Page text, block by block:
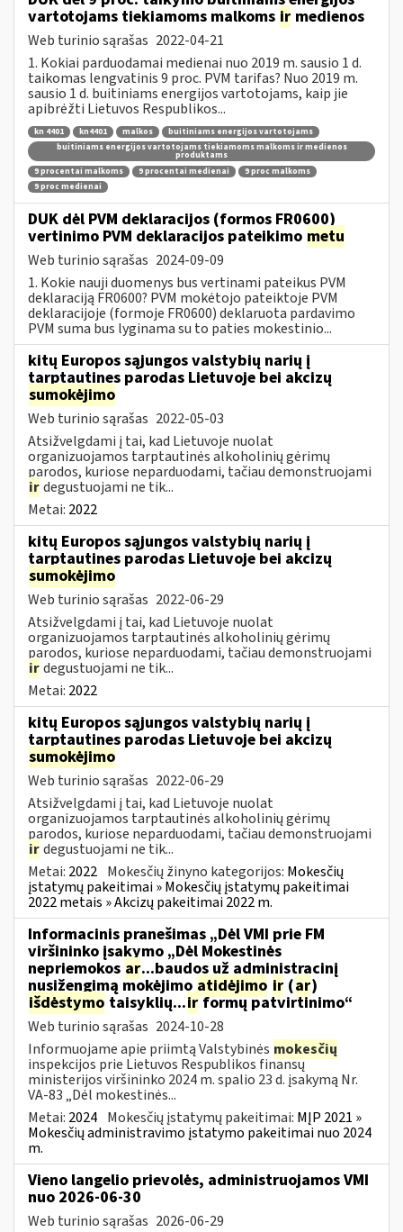
vartotojams tiekiamoms malkoms ir medienos
Web turinio sąrašas 2022-04-21
1. Kokiai parduodamai medienai nuo 2019 m. sausio 1 d.
taikomas lengvatinis 9 proc. PVM tarifas? Nuo 2019 m.
sausio 1 d. buitiniams energijos vartotojams, kaip jie
apibrėžti Lietuvos Respublikos...
kn 4401 kn4401 malkos
buitiniams energijos vartotojams
buitiniams energijos vartotojams tiekiamoms malkoms ir medienos
produktams
9 procentai malkoms
9 procentai medienai
9 proc malkoms
9 proc medienai
DUK dėl PVM deklaracijos (formos FR0600)
vertinimo PVM deklaracijos pateikimo metu
Web turinio sąrašas 2024-09-09
1. Kokie nauji duomenys bus vertinami pateikus PVM
deklaraciją FR0600? PVM mokėtojo pateiktoje PVM
deklaracijoje (formoje FR0600) deklaruota pardavimo
PVM suma bus lyginama su to paties mokestinio...
kitų Europos sąjungos valstybių narių į
tarptautines parodas Lietuvoje bei akcizų
sumokėjimo
Web turinio sąrašas 2022-05-03
Atsižvelgdami į tai, kad Lietuvoje nuolat
organizuojamos tarptautinės alkoholinių gėrimų
parodos, kuriose neparduodami, tačiau demonstruojami
irdegustuojami ne tik...
Metai: 2022
kitų Europos sąjungos valstybių narių į
tarptautines parodas Lietuvoje bei akcizų
sumokėjimo
Web turinio sąrašas 2022-06-29
Atsižvelgdami į tai, kad Lietuvoje nuolat
organizuojamos tarptautinės alkoholinių gėrimų
parodos, kuriose neparduodami, tačiau demonstruojami
irdegustuojami ne tik...
Metai: 2022
kitų Europos sąjungos valstybių narių į
tarptautines parodas Lietuvoje bei akcizų
sumokėjimo
Web turinio sąrašas 2022-06-29
Atsižvelgdami į tai, kad Lietuvoje nuolat
organizuojamos tarptautinės alkoholinių gėrimų
parodos, kuriose neparduodami, tačiau demonstruojami
irdegustuojami ne tik...
Metai: 2022 Mokesčių žinyno kategorijos: Mokesčių
įstatymų pakeitimai » Mokesčių įstatymų pakeitimai
2022 metais » Akcizų pakeitimai 2022 m.
Informacinis pranešimas „Dėl VMI prie FM
viršininko įsakymo „Dėl Mokestinės
nepriemokos ar...baudos už administracinį
nusižengimą mokėjimo atidėjimo ir (ar)
išdėstymo taisyklių...irformų patvirtinimo“
Web turinio sąrašas 2024-10-28
Informuojame apie priimtą Valstybinės mokesčių
inspekcijos prie Lietuvos Respublikos finansų
ministerijos viršininko 2024 m. spalio 23 d. įsakymą Nr.
VA-83 „Dėl mokestinės...
Metai: 2024 Mokesčių įstatymų pakeitimai: MĮP 2021 »
Mokesčių administravimo įstatymo pakeitimai nuo 2024
m.
Vieno langelio prievolės, administruojamos VMI
nuo 2026-06-30
Web turinio sąrašas 2026-06-29